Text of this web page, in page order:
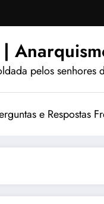
pelos
e Respostas